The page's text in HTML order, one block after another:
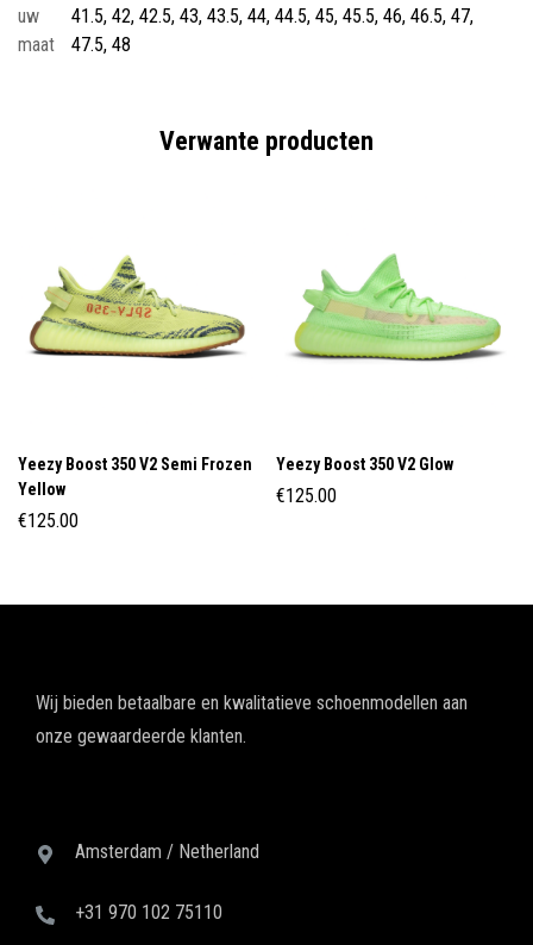
uw
maat
41.5, 42, 42.5, 43, 43.5, 44, 44.5, 45, 45.5, 46, 46.5, 47,
47.5, 48
Verwante producten
Yeezy Boost 350 V2 Semi Frozen
Yellow
€125.00
Yeezy Boost 350 V2 Glow
€125.00
Wij bieden betaalbare en kwalitatieve schoenmodellen aan
onze gewaardeerde klanten.
Amsterdam / Netherland
+31 970 102 75110